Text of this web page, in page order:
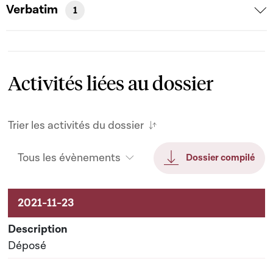
Verbatim 1
Activités liées au dossier
Trier les activités du dossier
Tous les évènements Dossier compilé
Activités liées au dossier
Déposé